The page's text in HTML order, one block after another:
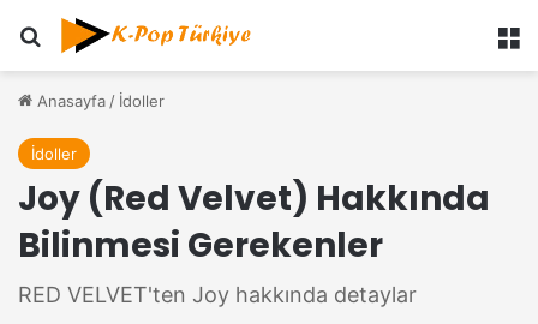
Anasayfa / İdoller
İdoller
Joy (Red Velvet) Hakkında
Bilinmesi Gerekenler
RED VELVET'ten Joy hakkında detaylar